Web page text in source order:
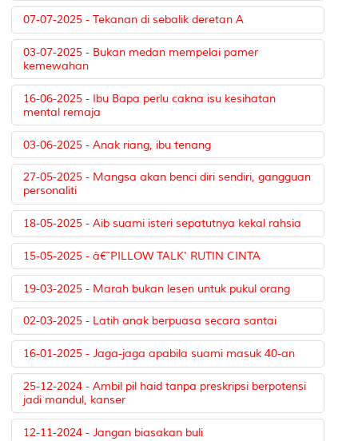
07-07-2025 - Tekanan di sebalik deretan A
03-07-2025 - Bukan medan mempelai pamer
kemewahan
16-06-2025 - Ibu Bapa perlu cakna isu kesihatan
mental remaja
03-06-2025 - Anak riang, ibu tenang
27-05-2025 - Mangsa akan benci diri sendiri, gangguan
personaliti
18-05-2025 - Aib suami isteri sepatutnya kekal rahsia
15-05-2025 - â€˜PILLOW TALK' RUTIN CINTA
19-03-2025 - Marah bukan lesen untuk pukul orang
02-03-2025 - Latih anak berpuasa secara santai
16-01-2025 - Jaga-jaga apabila suami masuk 40-an
25-12-2024 - Ambil pil haid tanpa preskripsi berpotensi
jadi mandul, kanser
12-11-2024 - Jangan biasakan buli